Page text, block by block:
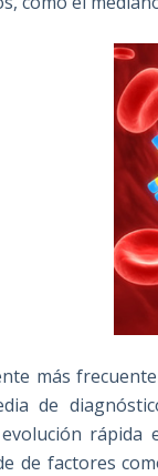
más
de
de factores